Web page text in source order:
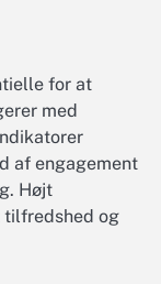
for at
med
af engagement
Højt
tilfredshed og